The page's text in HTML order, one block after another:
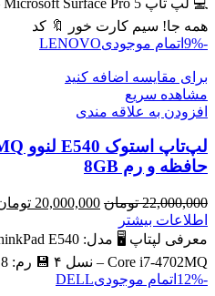
همه جا! سیم کارت خور 🔖 کد
-9%
اتمام موجودیLENOVO
برای مقایسه اضافه کنید
مشاهده سریع
افزودن به علاقه مندی
حافظه و رم 8GB
22,000,000 تومان قیمت
22,000,000
20,000,000
اطلاعات بیشتر
Core i7‑4702MQ – نسل ۴ 💾 رم: 8 GB (قابل ارتقا
-12%
اتمام موجودیDELL